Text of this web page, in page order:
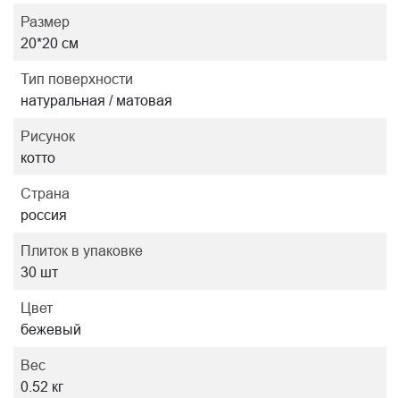
Размер
20*20 см
Тип поверхности
натуральная / матовая
Рисунок
котто
Страна
россия
Плиток в упаковке
30 шт
Цвет
бежевый
Вес
0.52 кг